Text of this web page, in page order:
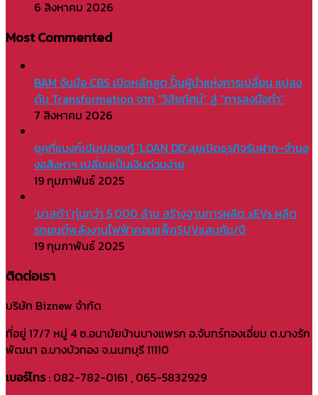
6 สิงหาคม 2026
Most Commented
BAM จับมือ CBS เปิดหลักสูต ปั้นผู้นำแห่งการเปลี่ยน แปลง
ดัน Transformation จาก “วิสัยทัศน์” สู่ “การลงมือทำ”
7 สิงหาคม 2026
ยุคที่แบงก์เข้มปล่อยกู้ ‘LOAN DD’ลุยเปิดธุรกิจรับฝาก-จำนอ
งอสังหาฯ เปลี่ยนเป็นเงินด่วนง่าย
19 กุมภาพันธ์ 2025
‘มาสด้า’ทุ่มกว่า 5,000 ล้าน สร้างฐานการผลิต xEVs ผลิต
รถยนต์พลังงานไฟฟ้าคอมแพ็คSUVแสนคัน/ปี
19 กุมภาพันธ์ 2025
ติดต่อเรา
บริษัท Biznew จำกัด
ที่อยู่ 17/7 หมู่ 4 ซ.อนามัยบ้านบางแพรก อ.จันทร์ทองเอี่ยม ต.บางรัก
พัฒนา อ.บางบัวทอง จ.นนทบุรี 11110
เบอร์โทร: 082-782-0161 , 065-5832929